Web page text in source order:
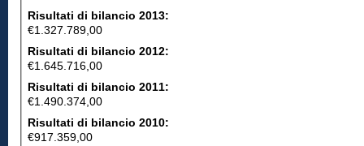
Risultati di bilancio 2013:
€1.327.789,00
Risultati di bilancio 2012:
€1.645.716,00
Risultati di bilancio 2011:
€1.490.374,00
Risultati di bilancio 2010:
€917.359,00